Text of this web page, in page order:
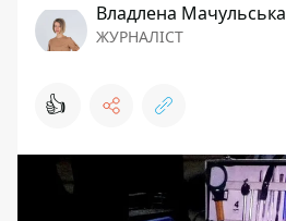
Владлена Мачульська
ЖУРНАЛІСТ
👍